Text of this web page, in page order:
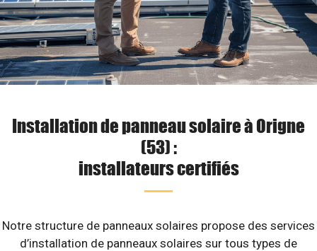
Installation de panneau solaire à Origne
(53) :
installateurs certifiés
Notre structure de panneaux solaires propose des services
d’installation de panneaux solaires sur tous types de